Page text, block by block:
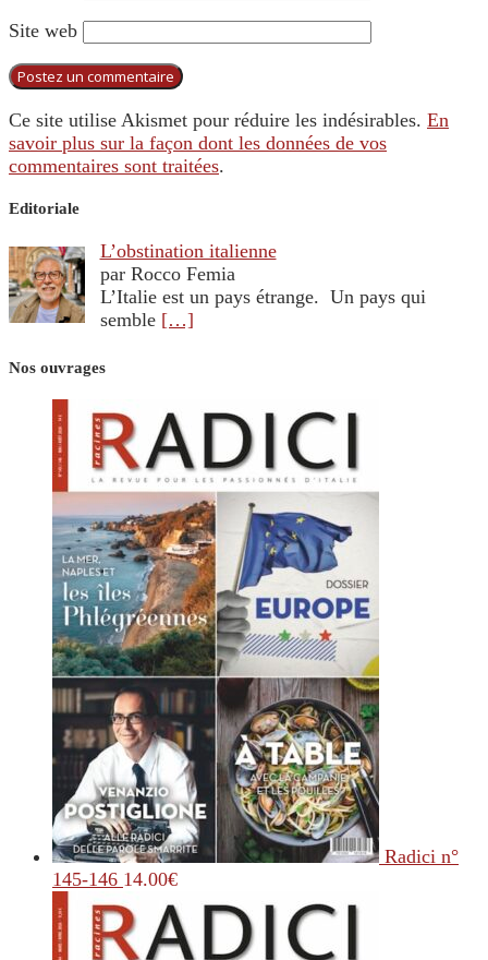
Site web
Ce site utilise Akismet pour réduire les indésirables. En
savoir plus sur la façon dont les données de vos
commentaires sont traitées.
Editoriale
L’obstination italienne
par Rocco Femia
L’Italie est un pays étrange. Un pays qui
semble […]
Nos ouvrages
Radici n°
145-146 14.00€